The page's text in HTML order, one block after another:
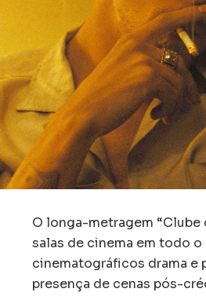
O longa-metragem
salas de cinema em todo
cinematográficos drama e
presença de cenas pós-